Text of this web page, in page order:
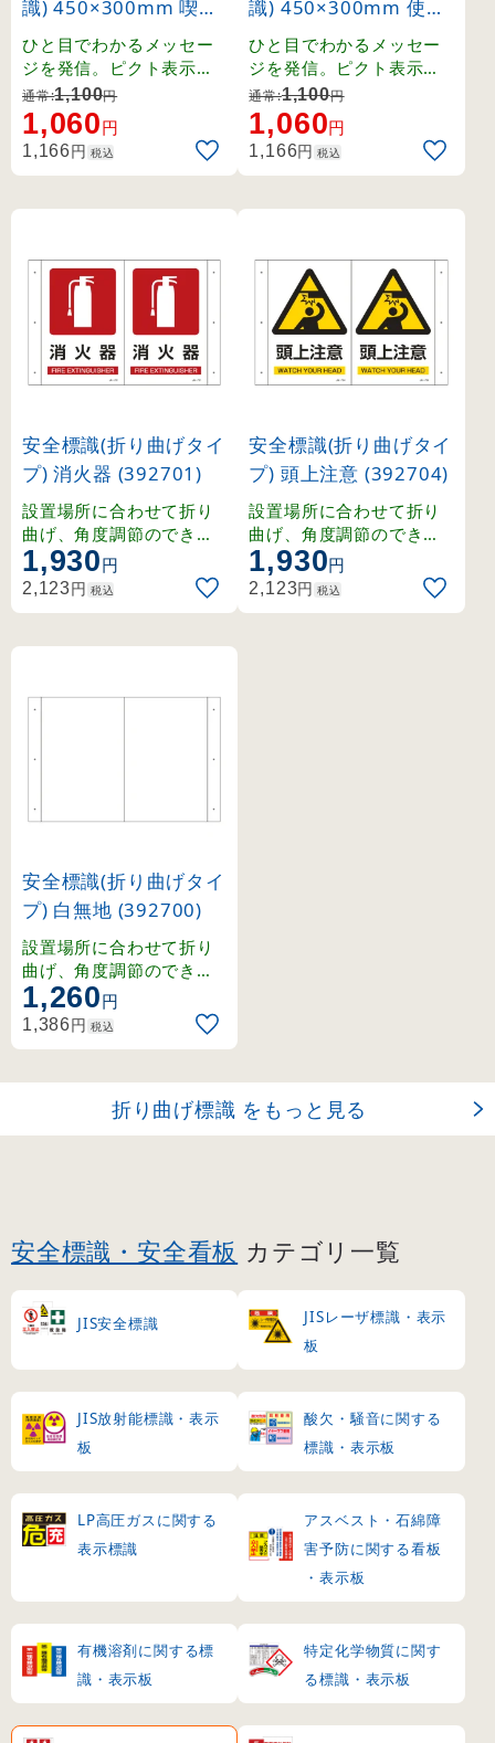
識) 450×300mm 喫煙
場所 (94103)
ひと目でわかるメッセー
ジを発信。ピクト表示で
分かりやすいサイン標識
です。
通常:1,100円
1,060円
1,166円 税込
識) 450×300mm 使っ
た器具は必ず元の位置
へ (94106)
ひと目でわかるメッセー
ジを発信。ピクト表示で
分かりやすいサイン標識
です。
通常:1,100円
1,060円
1,166円 税込
安全標識(折り曲げタイ
プ) 消火器 (392701)
設置場所に合わせて折り
曲げ、角度調節のできる
標識。2面表示で視認性が
高く、天井や壁面への設
置に最適です。
1,930円
2,123円 税込
安全標識(折り曲げタイ
プ) 頭上注意 (392704)
設置場所に合わせて折り
曲げ、角度調節のできる
標識。2面表示で視認性が
高く、天井や壁面への設
置に最適です。
1,930円
2,123円 税込
安全標識(折り曲げタイ
プ) 白無地 (392700)
設置場所に合わせて折り
曲げ、角度調節のできる
標識。2面表示で視認性が
高く、天井や壁面への設
置に最適です。
1,260円
1,386円 税込
折り曲げ標識 をもっと見る
安全標識・安全看板 カテゴリ一覧
JIS安全標識
JISレーザ標識・表示
板
JIS放射能標識・表示
板
酸欠・騒音に関する
標識・表示板
LP高圧ガスに関する
表示標識
アスベスト・石綿障
害予防に関する看板
・表示板
有機溶剤に関する標
識・表示板
特定化学物質に関す
る標識・表示板